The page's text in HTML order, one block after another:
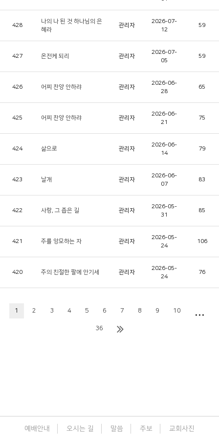
428
나의 나 된 것 하나님의 은
혜라
관리자
2026-07-
12
59
427 온전케 되리 관리자
2026-07-
05
59
426 어찌 찬양 안하랴 관리자
2026-06-
28
65
425 어찌 찬양 안하랴 관리자
2026-06-
21
75
424 삶으로 관리자
2026-06-
14
79
423 날개 관리자
2026-06-
07
83
422 사랑, 그 좁은 길 관리자
2026-05-
31
85
421 주를 앙모하는 자 관리자
2026-05-
24
106
420 주의 친절한 팔에 안기세 관리자
2026-05-
24
76
1 2 3 4 5 6 7 8 9 10 ...
36
예배안내 오시는 길 말씀 주보 교회사진